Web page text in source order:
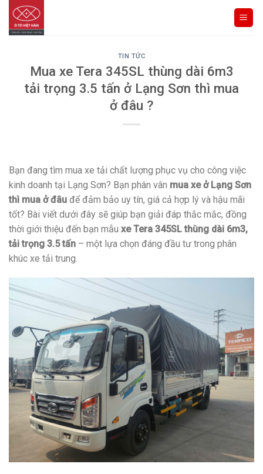
Skip
content
TIN TỨC
Mua xe Tera 345SL thùng dài 6m3
tải trọng 3.5 tấn ở Lạng Sơn thì mua
ở đâu ?
Bạn đang tìm mua xe tải chất lượng phục vụ cho công việc
kinh doanh tại Lạng Sơn? Bạn phân vân mua xe ở Lạng Sơn
thì mua ở đâu để đảm bảo uy tín, giá cả hợp lý và hậu mãi
tốt? Bài viết dưới đây sẽ giúp bạn giải đáp thắc mắc, đồng
thời giới thiệu đến bạn mẫu xe Tera 345SL thùng dài 6m3,
tải trọng 3.5 tấn – một lựa chọn đáng đầu tư trong phân
khúc xe tải trung.